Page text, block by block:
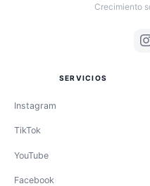
Crecimiento
SERVICIOS
Instagram
TikTok
YouTube
Facebook